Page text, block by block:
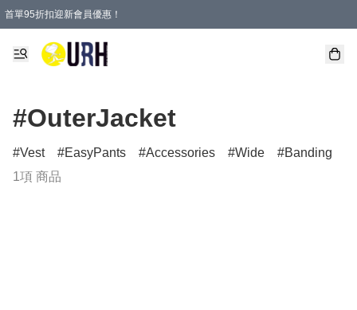
首單95折扣迎新會員優惠！
特選會員可享全單低至 95 折優惠！
單一訂單滿HKD600(澳門HKD800)包郵寄順豐送到家。
#OuterJacket
Vest EasyPants Accessories Wide Banding
1項 商品